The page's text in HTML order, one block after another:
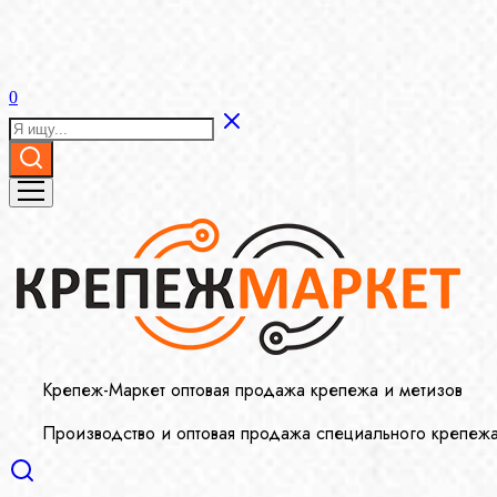
0
Крепеж-Маркет оптовая продажа крепежа и метизов
Производство и оптовая продажа специального